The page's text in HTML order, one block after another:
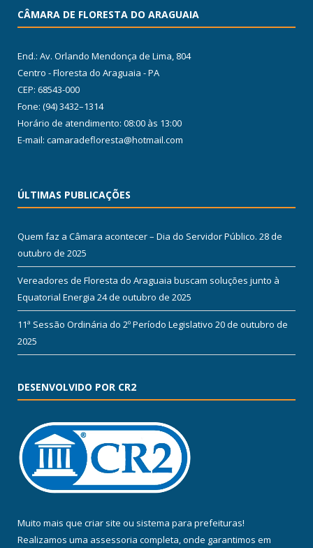
CÂMARA DE FLORESTA DO ARAGUAIA
End.: Av. Orlando Mendonça de Lima, 804
Centro - Floresta do Araguaia - PA
CEP: 68543-000
Fone: (94) 3432–1314
Horário de atendimento: 08:00 às 13:00
E-mail: camaradefloresta@hotmail.com
ÚLTIMAS PUBLICAÇÕES
Quem faz a Câmara acontecer – Dia do Servidor Público. 28 de
outubro de 2025
Vereadores de Floresta do Araguaia buscam soluções junto à
Equatorial Energia 24 de outubro de 2025
11ª Sessão Ordinária do 2º Período Legislativo 20 de outubro de
2025
DESENVOLVIDO POR CR2
Muito mais que criar site ou sistema para prefeituras!
Realizamos uma assessoria completa, onde garantimos em